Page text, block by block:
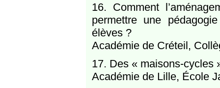
16. Comment
permettre une
élèves ?
Académie de Créteil,
17. Des « maisons-cycles
Académie de Lille, École